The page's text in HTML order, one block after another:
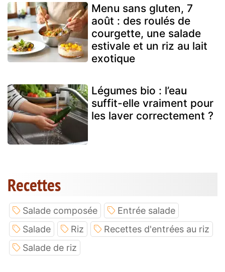
Menu sans gluten, 7
août : des roulés de
courgette, une salade
estivale et un riz au lait
exotique
Légumes bio : l’eau
suffit-elle vraiment pour
les laver correctement ?
Recettes
Salade composée
Entrée salade
Salade
Riz
Recettes d'entrées au riz
Salade de riz